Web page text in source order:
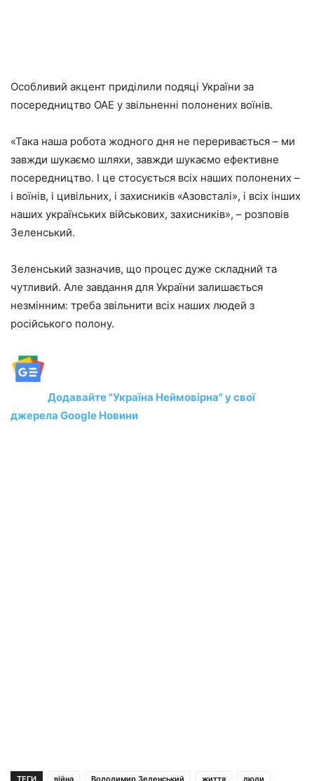
Особливий акцент приділили подяці України за
посередництво ОАЕ у звільненні полонених воїнів.
«Така наша робота жодного дня не переривається – ми
завжди шукаємо шляхи, завжди шукаємо ефективне
посередництво. І це стосується всіх наших полонених –
і воїнів, і цивільних, і захисників «Азовсталі», і всіх інших
наших українських військових, захисників», – розповів
Зеленський.
Зеленський зазначив, що процес дуже складний та
чутливий. Але завдання для України залишається
незмінним: треба звільнити всіх наших людей з
російського полону.
Додавайте "Україна Неймовірна" у свої
джерела Google Новини
ТЕГИ війна Володимир Зеленський життя
люди